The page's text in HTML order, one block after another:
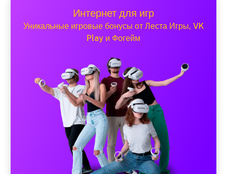
Интернет для игр
Уникальные игровые бонусы от Леста Игры, VK
Play и Фогейм